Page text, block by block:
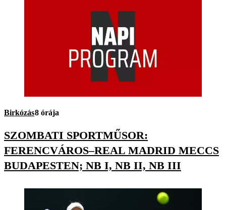
Birkózás8 órája
SZOMBATI SPORTMŰSOR:
FERENCVÁROS–REAL MADRID MECCS
BUDAPESTEN; NB I, NB II, NB III